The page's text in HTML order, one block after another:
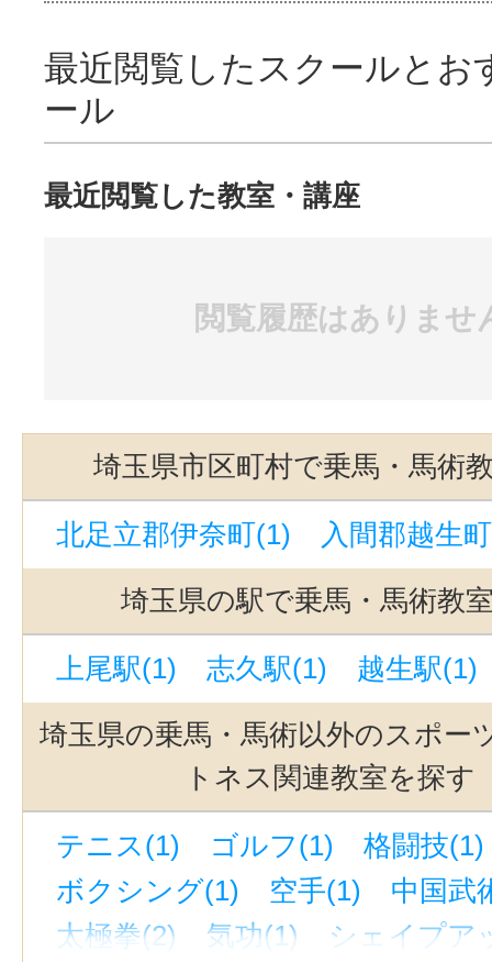
最近閲覧したスクールとお
ール
最近閲覧した教室・講座
閲覧履歴はありませ
埼玉県市区町村で乗馬・馬術
北足立郡伊奈町(1)
入間郡越生
埼玉県の駅で乗馬・馬術教
上尾駅(1) 志久駅(1)
越生駅(1)
埼玉県の乗馬・馬術以外のスポー
トネス関連教室を探す
テニス(1) ゴルフ(1)
格闘技(1)
ボクシング(1)
空手(1)
中国武
太極拳(2)
気功(1)
シェイプア